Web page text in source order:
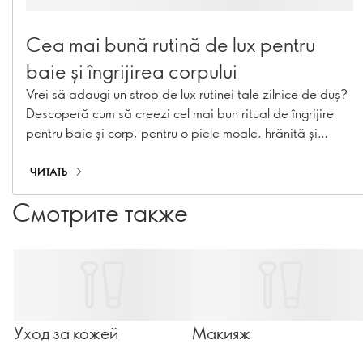
Cea mai bună rutină de lux pentru
baie și îngrijirea corpului
Vrei să adaugi un strop de lux rutinei tale zilnice de duș?
Descoperă cum să creezi cel mai bun ritual de îngrijire
pentru baie și corp, pentru o piele moale, hrănită și
ЧИТАТЬ
Смотрите также
Уход за кожей Макияж